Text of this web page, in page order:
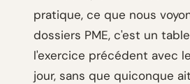
pratique, ce que nous
dossiers PME, c'est un
l'exercice précédent avec
jour, sans que quiconque